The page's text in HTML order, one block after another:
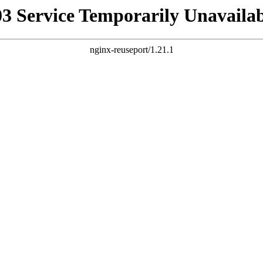
Service Temporarily
nginx-reuseport/1.21.1